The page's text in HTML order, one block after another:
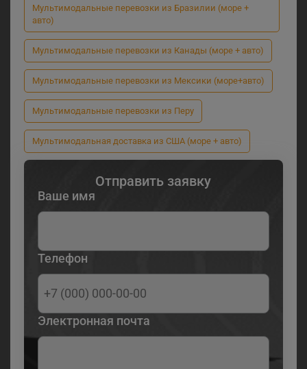
Мультимодальные перевозки из Бразилии (море +
авто)
Мультимодальные перевозки из Канады (море + авто)
Мультимодальные перевозки из Мексики (море+авто)
Мультимодальные перевозки из Перу
Мультимодальная доставка из США (море + авто)
Отправить заявку
Ваше имя
Телефон
Электронная почта